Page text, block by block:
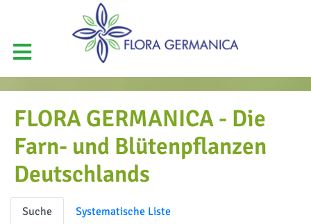
FLORA GERMANICA - Die
Farn- und Blütenpflanzen
Deutschlands
Suche Systematische Liste